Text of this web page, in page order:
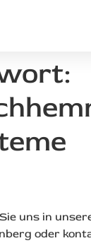
uns in
oder